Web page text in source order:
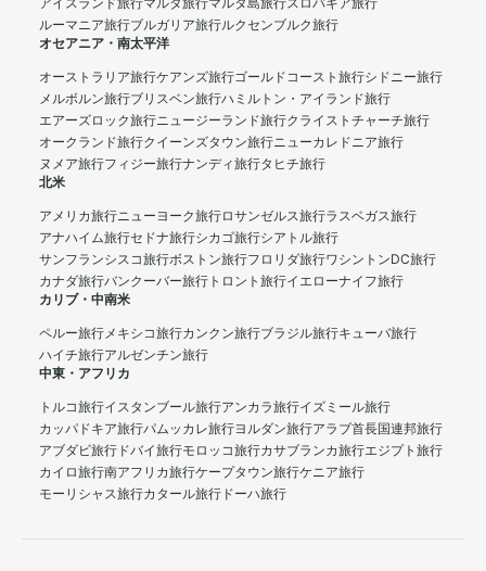
アイスランド旅行マルタ旅行マルタ島旅行スロバキア旅行
ルーマニア旅行ブルガリア旅行ルクセンブルク旅行
オセアニア・南太平洋
オーストラリア旅行ケアンズ旅行ゴールドコースト旅行シドニー旅行
メルボルン旅行ブリスベン旅行ハミルトン・アイランド旅行
エアーズロック旅行ニュージーランド旅行クライストチャーチ旅行
オークランド旅行クイーンズタウン旅行ニューカレドニア旅行
ヌメア旅行フィジー旅行ナンディ旅行タヒチ旅行
北米
アメリカ旅行ニューヨーク旅行ロサンゼルス旅行ラスベガス旅行
アナハイム旅行セドナ旅行シカゴ旅行シアトル旅行
サンフランシスコ旅行ボストン旅行フロリダ旅行ワシントンDC旅行
カナダ旅行バンクーバー旅行 トロント旅行イエローナイフ旅行
カリブ・中南米
ペルー旅行メキシコ旅行カンクン旅行ブラジル旅行キューバ旅行
ハイチ旅行アルゼンチン旅行
中東・アフリカ
トルコ旅行イスタンブール旅行アンカラ旅行イズミール旅行
カッパドキア旅行パムッカレ旅行ヨルダン旅行アラブ首長国連邦旅行
アブダビ旅行 ドバイ旅行モロッコ旅行カサブランカ旅行エジプト旅行
カイロ旅行南アフリカ旅行ケープタウン旅行ケニア旅行
モーリシャス旅行カタール旅行 ドーハ旅行